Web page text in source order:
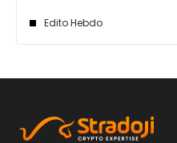
Edito Hebdo